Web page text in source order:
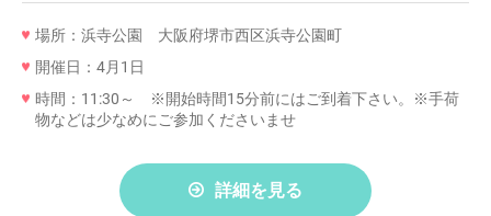
場所：浜寺公園 大阪府堺市西区浜寺公園町
開催日：4月1日
時間：11:30～ ※開始時間15分前にはご到着下さい。※手荷
物などは少なめにご参加くださいませ
詳細を見る